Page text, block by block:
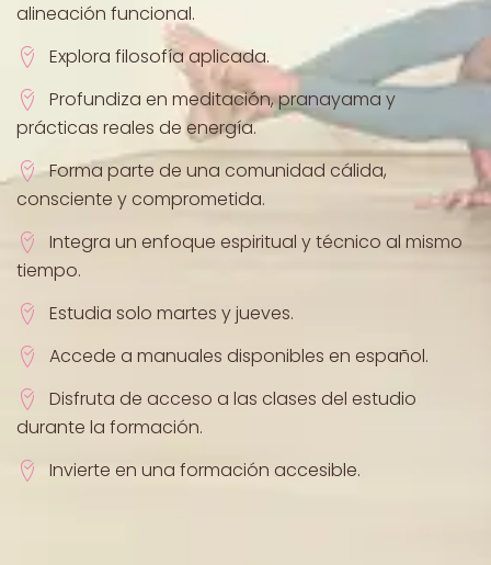
alineación funcional.
Explora filosofía aplicada.
Profundiza en meditación, pranayama y
prácticas reales de energía.
Forma parte de una comunidad cálida,
consciente y comprometida.
Integra un enfoque espiritual y técnico al mismo
tiempo.
Estudia solo martes y jueves.
Accede a manuales disponibles en español.
Disfruta de acceso a las clases del estudio
durante la formación.
Invierte en una formación accesible.